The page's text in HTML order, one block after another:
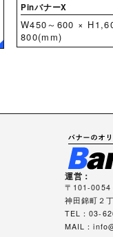
PinバナーX
W450～600 ×
800(mm)
運営：
〒101-0054
神田錦町２
TEL：03-
MAIL：